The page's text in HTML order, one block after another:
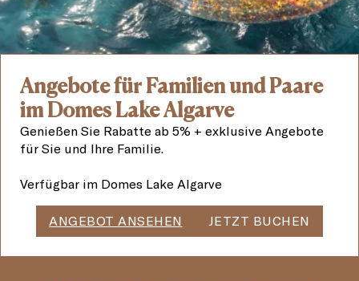
Angebote für Familien und Paare
im Domes Lake Algarve
Genießen Sie Rabatte ab 5% + exklusive Angebote
für Sie und Ihre Familie.
Verfügbar im Domes Lake Algarve
ANGEBOT ANSEHEN JETZT BUCHEN